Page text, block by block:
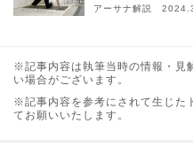
アーサナ解説
※記事内容は執筆当時の情報・見
い場合がございます。
※記事内容を参考にされて生じた
てお願いいたします。